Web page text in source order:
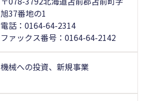
旭37番地の1
電話：0164-64-2314
ファックス番号：0164-64-2142
機械への投資、新規事業